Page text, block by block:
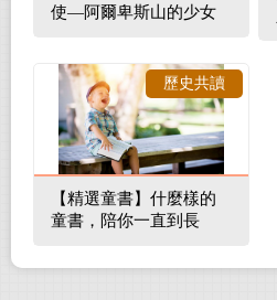
使—阿爾卑斯山的少女
【精選童書】什麼樣的
童書，陪你一直到長
歷史共讀